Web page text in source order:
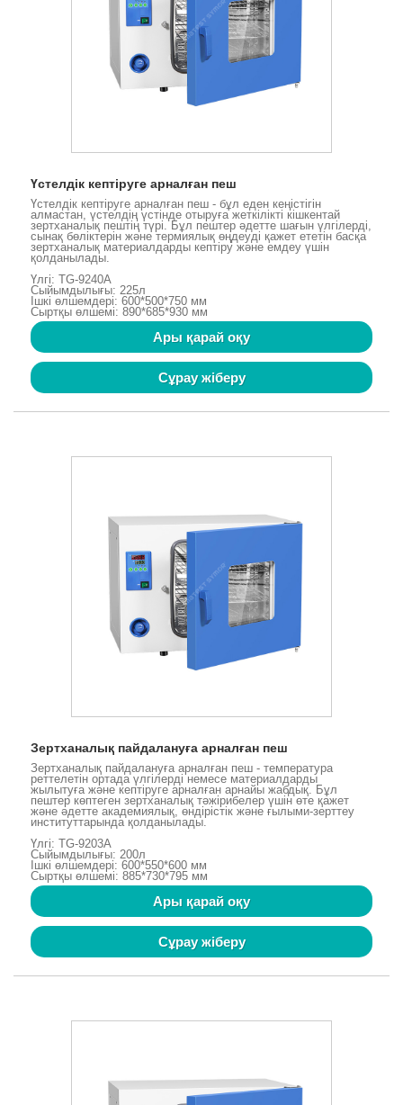
Үстелдік кептіруге арналған пеш
Үстелдік кептіруге арналған пеш - бұл еден кеңістігін
алмастан, үстелдің үстінде отыруға жеткілікті кішкентай
зертханалық пештің түрі. Бұл пештер әдетте шағын үлгілерді,
сынақ бөліктерін және термиялық өңдеуді қажет ететін басқа
зертханалық материалдарды кептіру және емдеу үшін
қолданылады.
Үлгі: TG-9240A
Сыйымдылығы: 225л
Ішкі өлшемдері: 600*500*750 мм
Сыртқы өлшемі: 890*685*930 мм
Ары қарай оқу
Сұрау жіберу
Зертханалық пайдалануға арналған пеш
Зертханалық пайдалануға арналған пеш - температура
реттелетін ортада үлгілерді немесе материалдарды
жылытуға және кептіруге арналған арнайы жабдық. Бұл
пештер көптеген зертханалық тәжірибелер үшін өте қажет
және әдетте академиялық, өндірістік және ғылыми-зерттеу
институттарында қолданылады.
Үлгі: TG-9203A
Сыйымдылығы: 200л
Ішкі өлшемдері: 600*550*600 мм
Сыртқы өлшемі: 885*730*795 мм
Ары қарай оқу
Сұрау жіберу